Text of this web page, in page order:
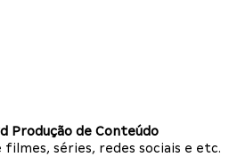
Produção de Conteúdo
filmes, séries, redes sociais e etc.